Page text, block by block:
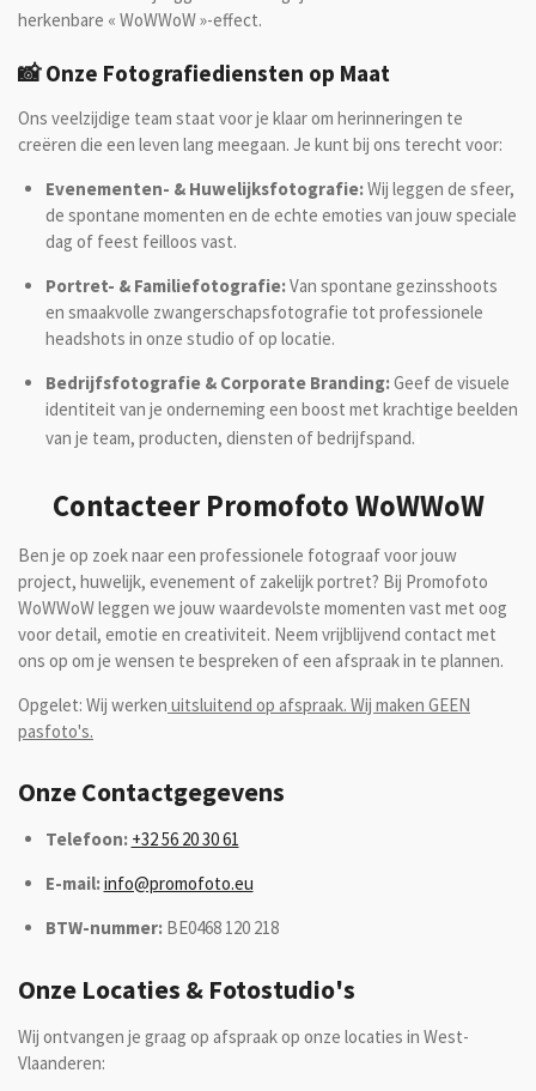
herkenbare « WoWWoW »-effect.
📸 Onze Fotografiediensten op Maat
Ons veelzijdige team staat voor je klaar om herinneringen te
creëren die een leven lang meegaan. Je kunt bij ons terecht voor:
Evenementen- & Huwelijksfotografie:Wij leggen de sfeer,
de spontane momenten en de echte emoties van jouw speciale
dag of feest feilloos vast.
Portret- & Familiefotografie:Van spontane gezinsshoots
en smaakvolle zwangerschapsfotografie tot professionele
headshots in onze studio of op locatie.
Bedrijfsfotografie & Corporate Branding:Geef de visuele
identiteit van je onderneming een boost met krachtige beelden
van je team, producten, diensten of bedrijfspand.
Contacteer Promofoto WoWWoW
Ben je op zoek naar een professionele fotograaf voor jouw
project, huwelijk, evenement of zakelijk portret? Bij Promofoto
WoWWoW leggen we jouw waardevolste momenten vast met oog
voor detail, emotie en creativiteit. Neem vrijblijvend contact met
ons op om je wensen te bespreken of een afspraak in te plannen.
Opgelet: Wij werken uitsluitend op afspraak. Wij maken GEEN
pasfoto's.
Onze Contactgegevens
Telefoon: +32 56 20 30 61
E-mail:info@promofoto.eu
BTW-nummer:BE0468 120 218
Onze Locaties & Fotostudio's
Wij ontvangen je graag op afspraak op onze locaties in West-
Vlaanderen: